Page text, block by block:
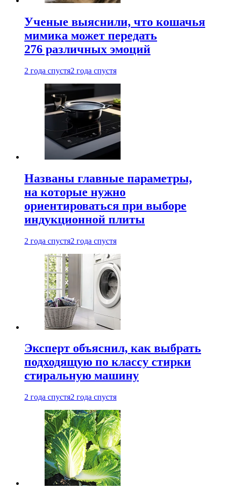
Ученые выяснили, что кошачья
мимика может передать
276 различных эмоций
2 года спустя2 года спустя
Названы главные параметры,
на которые нужно
ориентироваться при выборе
индукционной плиты
2 года спустя2 года спустя
Эксперт объяснил, как выбрать
подходящую по классу стирки
стиральную машину
2 года спустя2 года спустя